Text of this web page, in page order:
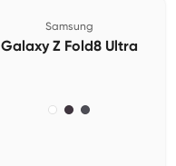
Samsung
Galaxy Z Fold8 Ultra